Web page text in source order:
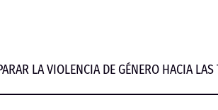
LA VIOLENCIA DE GÉNERO HACIA